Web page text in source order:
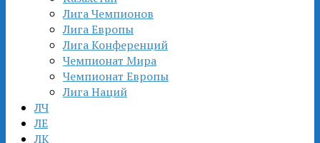
Лига Чемпионов
Лига Европы
Лига Конференций
Чемпионат Мира
Чемпионат Европы
Лига Наций
ЛЧ
ЛЕ
ЛК